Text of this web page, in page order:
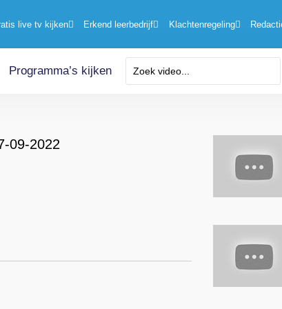
live tv kijken Erkend leerbedrijf Klachtenregeling
Programma’s kijken
09-2022